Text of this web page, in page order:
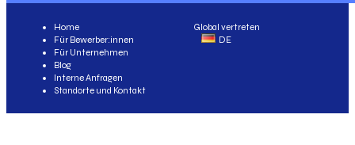
Global vertreten
DE
Home
Für Bewerber:innen
Für Unternehmen
Blog
Interne Anfragen
Standorte und Kontakt